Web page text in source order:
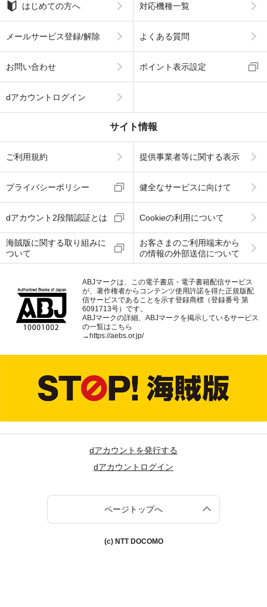
はじめての方へ 対応機種一覧
メールサービス登録/解除 よくある質問
お問い合わせ ポイント表示設定
dアカウントログイン
サイト情報
ご利用規約 提供事業者等に関する表示
プライバシーポリシー 健全なサービスに向けて
dアカウント2段階認証とは Cookieの利用について
海賊版に関する取り組みに
ついて
お客さまのご利用端末から
の情報の外部送信について
ABJマークは、この電子書店・電子書籍配信サービス
が、著作権者からコンテンツ使用許諾を得た正規版配
信サービスであることを示す登録商標（登録番号 第
6091713号）です。
ABJマークの詳細、ABJマークを掲示しているサービス
の一覧はこちら
→https://aebs.or.jp/
dアカウントを発行する
dアカウントログイン
ページトップへ
(c) NTT DOCOMO